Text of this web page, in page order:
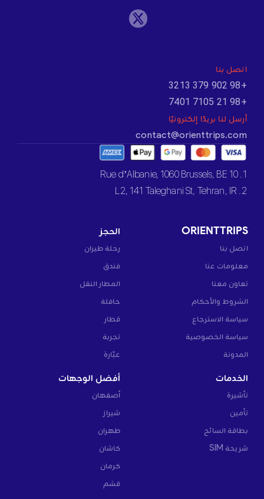
اتصل بنا
+98 902 379 3213
+98 21 7105 7401
أرسل لنا بريدًا إلكترونيًا
contact@orienttrips.com
1. 10 Rue d’Albanie, 1060 Brussels, BE
2. L2, 141 Taleghani St, Tehran, IR
ORIENTTRIPS
اتصل بنا
معلومات عنا
تعاون معنا
الشروط والأحكام
سياسة الاسترجاع
سياسة الخصوصية
المدونة
الحجز
رحلة طيران
فندق
المطار النقل
حافلة
قطار
تجربة
عبّارة
الخدمات
تأشيرة
تأمين
بطاقة السائح
شريحة SIM
أفضل الوجهات
أصفهان
شيراز
طهران
كاشان
كرمان
قشم